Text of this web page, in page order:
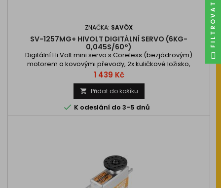
ZNAČKA: SAVÖX
SV-1257MG+ HIVOLT DIGITÁLNÍ SERVO (6KG-
0,045S/60°)
Digitální Hi Volt mini servo s Coreless (bezjádrovým)
motorem a kovovými převody, 2x kuličkové ložisko,
2,5/4.0/6,0kg při 6,0/7,4V a 0,07/0,055/0,045s na
6,0/7,4/8,4V, váha 29,5g, 35,0x15x29,2mm.…
Cena
1 439 Kč
 Přidat do košíku
 K odeslání do 3-5 dnů
FILTROVAT